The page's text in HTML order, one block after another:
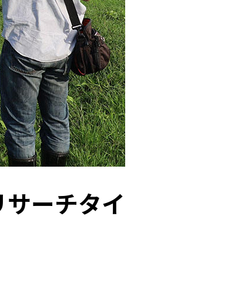
学 昆虫 受賞
数学 生物
粘菌 農学
知のフィールド
ーチタイ